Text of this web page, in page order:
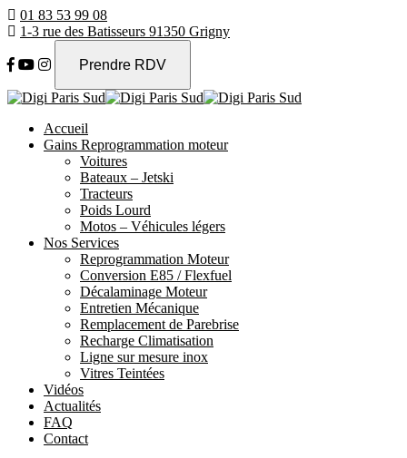
01 83 53 99 08
1-3 rue des Batisseurs 91350 Grigny
Prendre RDV
Accueil
Gains Reprogrammation moteur
Voitures
Bateaux – Jetski
Tracteurs
Poids Lourd
Motos – Véhicules légers
Nos Services
Reprogrammation Moteur
Conversion E85 / Flexfuel
Décalaminage Moteur
Entretien Mécanique
Remplacement de Parebrise
Recharge Climatisation
Ligne sur mesure inox
Vitres Teintées
Vidéos
Actualités
FAQ
Contact